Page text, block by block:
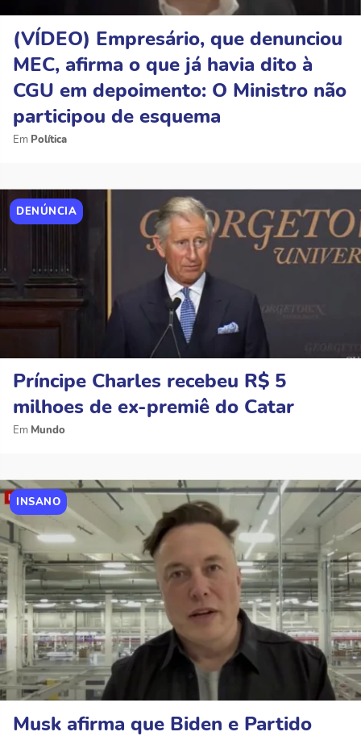
(VÍDEO) Empresário, que denunciou
MEC, afirma o que já havia dito à
CGU em depoimento: O Ministro não
participou de esquema
Política
DENÚNCIA
Príncipe Charles recebeu R$ 5
milhoes de ex-premiê do Catar
Mundo
INSANO
Musk afirma que Biden e Partido